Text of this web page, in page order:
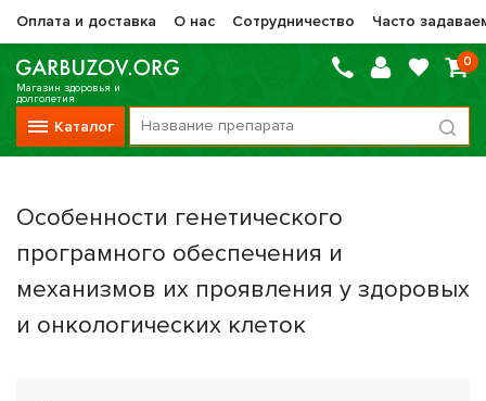
Оплата и доставка О нас Сотрудничество Часто
Магазин здоровья и
долголетия
Каталог
0
Vitauct / Витаукт
Препараты НТК Жизненная Сила
Сашера-Мед
Особенности генетического
програмного обеспечения и
механизмов их проявления у здоровых
и онкологических клеток